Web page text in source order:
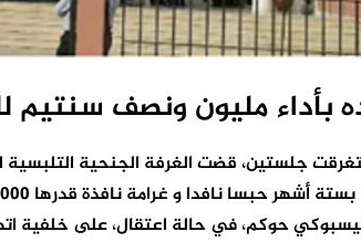
مليون ونصف سنتيم
جلستين، قضت الغرفة الجنحية التلبسية
حوكم، في حالة اعتقال، على خلفية